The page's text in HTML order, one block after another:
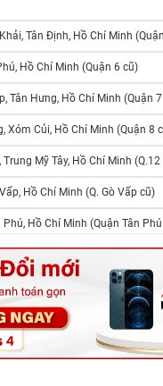
9.090.000đ
chuyển đổi, 0 gọi
Tân Định, Hồ Chí Minh
Hồ Chí Minh (Quận 6 cũ)
Tân Hưng, Hồ Chí Minh (Quận
Xóm Củi, Hồ Chí Minh (Quận 8
Mỹ Tây, Hồ Chí Minh (Q.12
Hồ Chí Minh (Q. Gò Vấp cũ)
Phú, Hồ Chí Minh (Quận Tân
Phú, Hồ Chí Minh (Q.9 TP.
Đức, Hồ Chí Minh (Bình Thọ, TP.
Hồ Chí Minh (Bình Dương Cũ)
Cu, Vũng Tàu, Hồ Chí Minh